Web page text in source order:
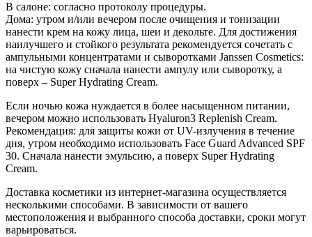
В салоне: согласно протоколу процедуры.
Дома: утром и/или вечером после очищения и тонизации
нанести крем на кожу лица, шеи и декольте. Для достижения
наилучшего и стойкого результата рекомендуется сочетать с
ампульными концентратами и сыворотками Janssen Cosmetics:
на чистую кожу сначала нанести ампулу или сыворотку, а
поверх – Super Hydrating Cream.
Если ночью кожа нуждается в более насыщенном питании,
вечером можно использовать Hyaluron3 Replenish Cream.
Рекомендация: для защиты кожи от UV-излучения в течение
дня, утром необходимо использовать Face Guard Advanced SPF
30. Сначала нанести эмульсию, а поверх Super Hydrating
Cream.
Доставка косметики из интернет-магазина осуществляется
несколькими способами. В зависимости от вашего
местоположения и выбранного способа доставки, сроки могут
варьироваться.